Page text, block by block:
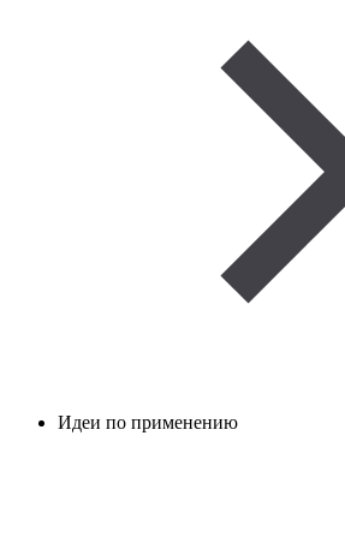
Идеи по применению